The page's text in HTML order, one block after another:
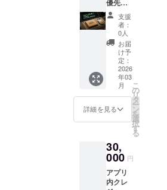
般公開
前に誰
よりも
早くお
届けし
ます。
アプリ
提供
（ス
テータ
ス
econo
優先的
に行わ
れます
(ステー
タス
priority)
アプリ
内クレ
ジット
に頭文
字
(ex,H.S
ひとみ
すず）
掲載 ・
掲載期
間：事
業が存
続する
支援
者：
0人
お届
け予
定：
2026
年03
月
詳細を見る
こ
の
リ
タ
ー
ン
を
選
択
す
る
30,
000 円
アプリ
内クレ